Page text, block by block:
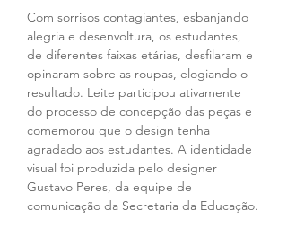
Com sorrisos contagiantes, esbanjando
alegria e desenvoltura, os estudantes,
de diferentes faixas etárias, desfilaram e
opinaram sobre as roupas, elogiando o
resultado. Leite participou ativamente
do processo de concepção das peças e
comemorou que o design tenha
agradado aos estudantes. A identidade
visual foi produzida pelo designer
Gustavo Peres, da equipe de
comunicação da Secretaria da Educação.